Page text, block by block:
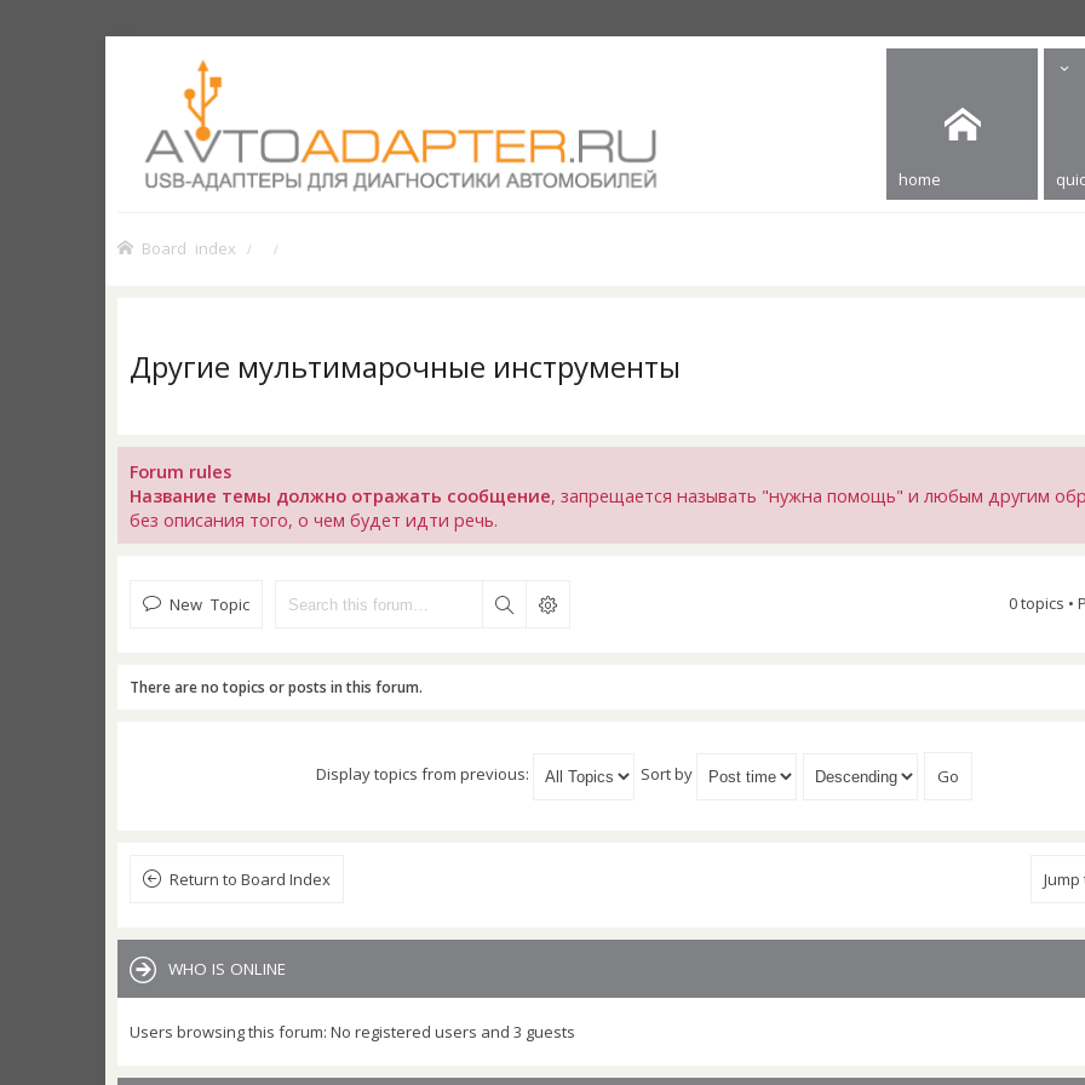
home
Board index
Другие мультимарочные инструменты
Forum rules
Название темы должно отражать сообщение, запрещается называть "нужна помощь" и любым другим
без описания того, о чем будет идти речь.
New Topic 0 topics •
There are no topics or posts in this forum.
Display topics from previous: Sort by
Return to Board Index Jump
WHO IS ONLINE
Users browsing this forum: No registered users and 3 guests